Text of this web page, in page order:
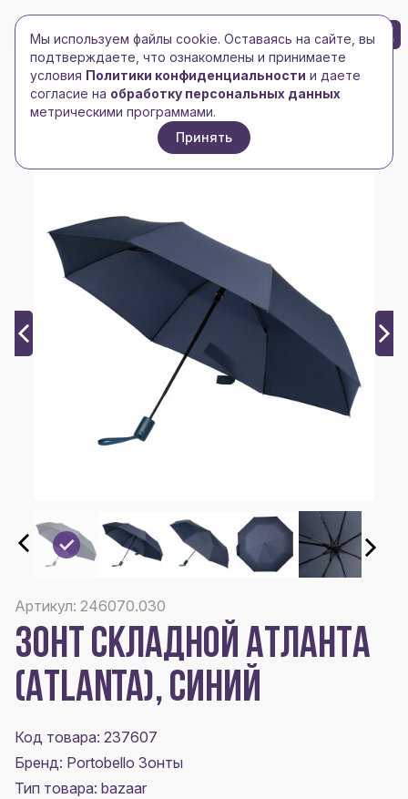
Toggle navigation
Toggle navigation
БРЕНД-ЛОГО 0
Главная/bazaar /
Зонт складной Атланта (Atlanta), синий
Артикул: 246070.030
ЗОНТ СКЛАДНОЙ АТЛАНТА
(ATLANTA), СИНИЙ
Код товара: 237607
Бренд: Portobello Зонты
Тип товара: bazaar
Мы используем файлы cookie. Оставаясь на сайте, вы
подтверждаете, что ознакомлены и принимаете
условия Политики конфиденциальности и даете
согласие на обработку персональных данных
метрическими программами.
Принять